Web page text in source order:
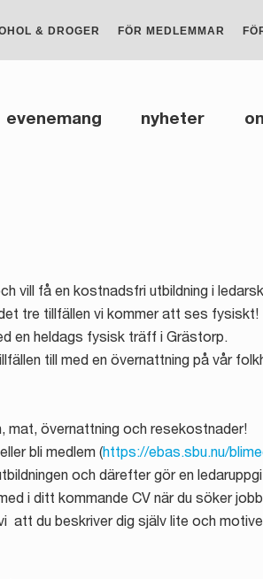
& DROGER FÖR MEDLEMMAR
evenemang nyheter
vill få en kostnadsfri utbildning i
tre tillfällen vi kommer att ses fysiskt!
en heldags fysisk träff i Grästorp.
till med en övernattning på vår
mat, övernattning och resekostnader!
bli medlem (https://ebas.sbu.nu/
och därefter gör en
i ditt kommande CV när du söker
att du beskriver dig själv lite och